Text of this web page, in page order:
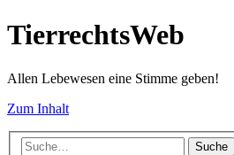
TierrechtsWeb
Allen Lebewesen eine Stimme geben!
Zum Inhalt
Suche